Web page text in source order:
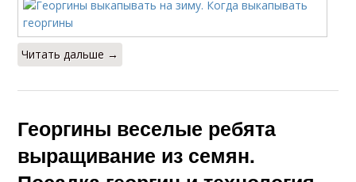
Читать дальше →
Георгины веселые ребята
выращивание из семян.